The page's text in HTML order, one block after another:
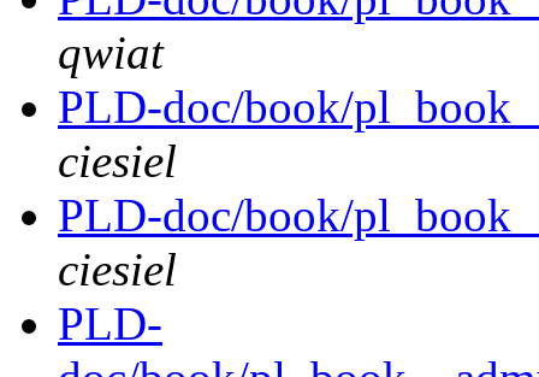
qwiat
PLD-doc/book/
ciesiel
PLD-doc/book/
ciesiel
PLD-